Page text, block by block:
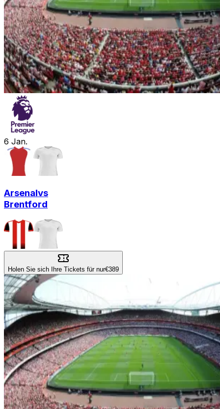
6 Jan.
Arsenalvs
Brentford
Holen Sie sich Ihre Tickets für nur€389